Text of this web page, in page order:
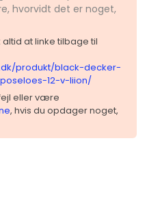
hvorvidt det er noget,
at linke tilbage til
produkt/black-decker-
12-v-liion/
eller være
, hvis du opdager noget,